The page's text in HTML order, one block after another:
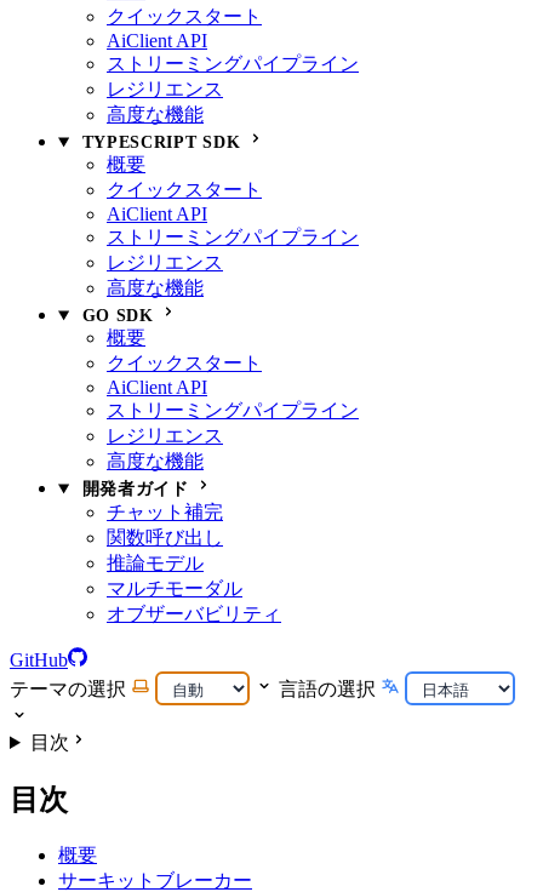
クイックスタート
AiClient API
ストリーミングパイプライン
レジリエンス
高度な機能
TYPESCRIPT SDK
概要
クイックスタート
AiClient API
ストリーミングパイプライン
レジリエンス
高度な機能
GO SDK
概要
クイックスタート
AiClient API
ストリーミングパイプライン
レジリエンス
高度な機能
開発者ガイド
チャット補完
関数呼び出し
推論モデル
マルチモーダル
オブザーバビリティ
GitHub
テーマの選択
言語の選択
目次
目次
概要
サーキットブレーカー